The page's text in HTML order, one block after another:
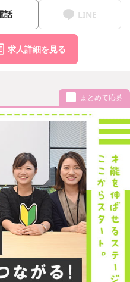
話 LINE
求人詳細を見る
まとめて応募